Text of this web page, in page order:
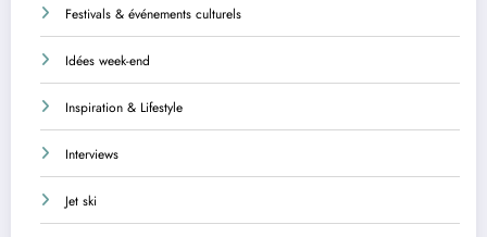
Festivals & événements culturels
Idées week-end
Inspiration & Lifestyle
Interviews
Jet ski